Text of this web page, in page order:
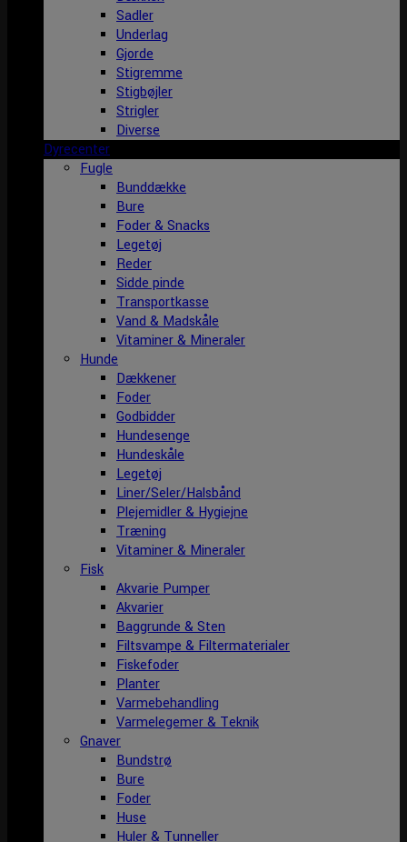
Sadler
Underlag
Gjorde
Stigremme
Stigbøjler
Strigler
Diverse
Dyrecenter
Fugle
Bunddække
Bure
Foder & Snacks
Legetøj
Reder
Sidde pinde
Transportkasse
Vand & Madskåle
Vitaminer & Mineraler
Hunde
Dækkener
Foder
Godbidder
Hundesenge
Hundeskåle
Legetøj
Liner/Seler/Halsbånd
Plejemidler & Hygiejne
Træning
Vitaminer & Mineraler
Fisk
Akvarie Pumper
Akvarier
Baggrunde & Sten
Filtsvampe & Filtermaterialer
Fiskefoder
Planter
Varmebehandling
Varmelegemer & Teknik
Gnaver
Bundstrø
Bure
Foder
Huse
Huler & Tunneller